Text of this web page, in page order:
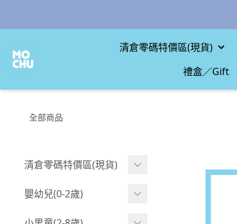
清倉零碼特價區(現貨)
禮盒／Gift
全部商品
清倉零碼特價區(現貨)
現貨.寶寶
現貨.男童
嬰幼兒(0-2歲)
BABY 包屁衣(短袖)